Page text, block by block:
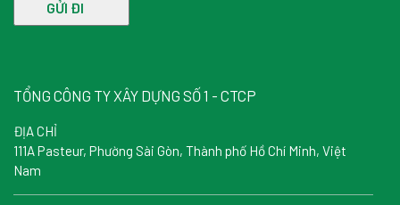
TỔNG CÔNG TY XÂY DỰNG SỐ 1 - CTCP
ĐỊA CHỈ
111A Pasteur, Phường Sài Gòn, Thành phố Hồ Chí Minh, Việt
Nam